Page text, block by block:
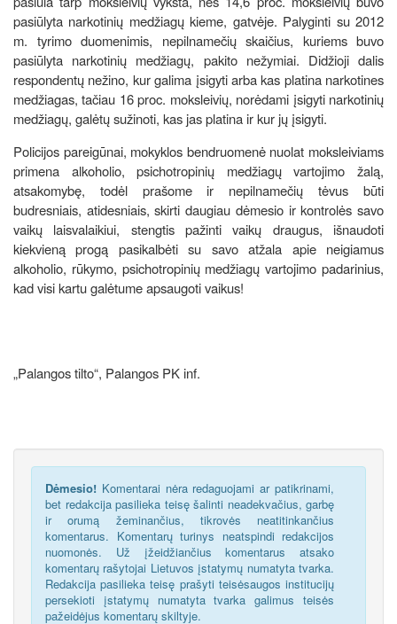
pasiūlyta narkotinių medžiagų kieme, gatvėje. Palyginti su 2012
m. tyrimo duomenimis, nepilnamečių skaičius, kuriems buvo
pasiūlyta narkotinių medžiagų, pakito nežymiai. Didžioji dalis
respondentų nežino, kur galima įsigyti arba kas platina narkotines
medžiagas, tačiau 16 proc. moksleivių, norėdami įsigyti narkotinių
medžiagų, galėtų sužinoti, kas jas platina ir kur jų įsigyti.
Policijos pareigūnai, mokyklos bendruomenė nuolat moksleiviams
primena alkoholio, psichotropinių medžiagų vartojimo žalą,
atsakomybę, todėl prašome ir nepilnamečių tėvus būti
budresniais, atidesniais, skirti daugiau dėmesio ir kontrolės savo
vaikų laisvalaikiui, stengtis pažinti vaikų draugus, išnaudoti
kiekvieną progą pasikalbėti su savo atžala apie neigiamus
alkoholio, rūkymo, psichotropinių medžiagų vartojimo padarinius,
kad visi kartu galėtume apsaugoti vaikus!
„Palangos tilto“, Palangos PK inf.
Dėmesio! Komentarai nėra redaguojami ar patikrinami,
bet redakcija pasilieka teisę šalinti neadekvačius, garbę
ir orumą žeminančius, tikrovės neatitinkančius
komentarus. Komentarų turinys neatspindi redakcijos
nuomonės. Už įžeidžiančius komentarus atsako
komentarų rašytojai Lietuvos įstatymų numatyta tvarka.
Redakcija pasilieka teisę prašyti teisėsaugos institucijų
persekioti įstatymų numatyta tvarka galimus teisės
pažeidėjus komentarų skiltyje.